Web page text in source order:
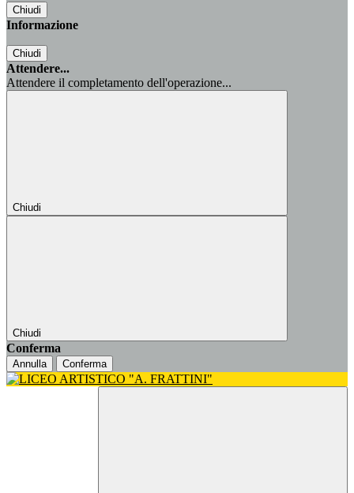
Chiudi
Informazione
Chiudi
Attendere...
Attendere il completamento dell'operazione...
Chiudi
Chiudi
Conferma
Annulla Conferma